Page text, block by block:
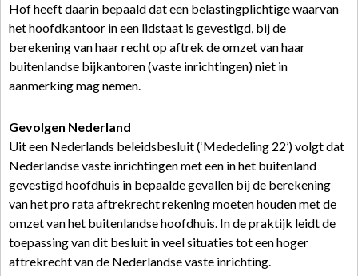
Hof heeft daarin bepaald dat een belastingplichtige waarvan
het hoofdkantoor in een lidstaat is gevestigd, bij de
berekening van haar recht op aftrek de omzet van haar
buitenlandse bijkantoren (vaste inrichtingen) niet in
aanmerking mag nemen.
Gevolgen Nederland
Uit een Nederlands beleidsbesluit (‘Mededeling 22’) volgt dat
Nederlandse vaste inrichtingen met een in het buitenland
gevestigd hoofdhuis in bepaalde gevallen bij de berekening
van het pro rata aftrekrecht rekening moeten houden met de
omzet van het buitenlandse hoofdhuis. In de praktijk leidt de
toepassing van dit besluit in veel situaties tot een hoger
aftrekrecht van de Nederlandse vaste inrichting.